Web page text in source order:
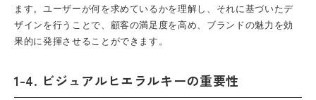
ます。ユーザーが何を求めているかを理解し、それに基づいたデ
ザインを行うことで、顧客の満足度を高め、ブランドの魅力を効
果的に発揮させることができます。
1-4. ビジュアルヒエラルキーの重要性